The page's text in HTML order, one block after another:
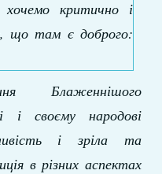
Блаженнішого
і своєму народові
і зріла та
в різних аспектах